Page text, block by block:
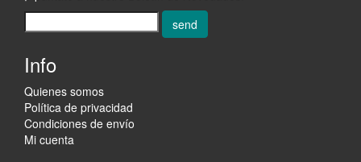
send
Info
Quienes somos
Política de privacidad
Condiciones de envío
Mi cuenta